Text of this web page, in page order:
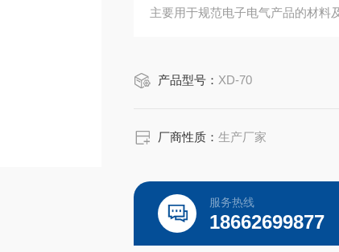
主要用于规范电子电气产品的材料
产品型号： XD-70
厂商性质：生产厂家
服务热线
18662699877